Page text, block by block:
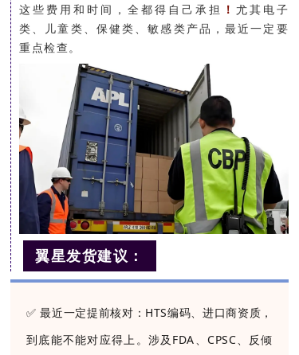
这些费用和时间，全都得自己承担 ！ 尤其电子
类、儿童类、保健类、敏感类产品，最近一定要
重点检查。
翼星发货建议：
✅最近一定提前核对：HTS编码、进口商资质，
到底能不能对应得上。涉及FDA、CPSC、反倾